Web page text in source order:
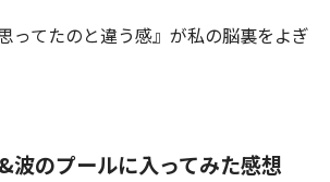
ってたのと違う感』が私の脳裏をよぎ
波のプールに入ってみた感想